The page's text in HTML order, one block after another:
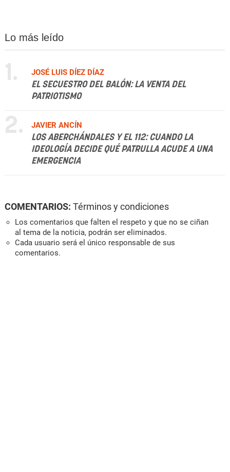
Lo más leído
1.
JOSÉ LUIS DÍEZ DÍAZ
EL SECUESTRO DEL BALÓN: LA VENTA DEL
PATRIOTISMO
2.
JAVIER ANCÍN
LOS ABERCHÁNDALES Y EL 112: CUANDO LA
IDEOLOGÍA DECIDE QUÉ PATRULLA ACUDE A UNA
EMERGENCIA
COMENTARIOS: Términos y condiciones
Los comentarios que falten el respeto y que no se ciñan
al tema de la noticia, podrán ser eliminados.
Cada usuario será el único responsable de sus
comentarios.